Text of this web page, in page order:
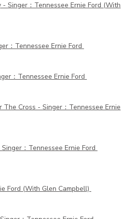
-Singer：Tennessee Ernie Ford (With
：Tennessee Ernie Ford
：Tennessee Ernie Ford
The Cross -Singer：Tennessee Ernie
Singer：Tennessee Ernie Ford
Ford (With Glen Campbell)